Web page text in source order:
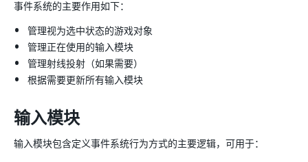
事件系统的主要作用如下：
管理视为选中状态的游戏对象
管理正在使用的输入模块
管理射线投射（如果需要）
根据需要更新所有输入模块
输入模块
输入模块包含定义事件系统行为方式的主要逻辑，可用于：